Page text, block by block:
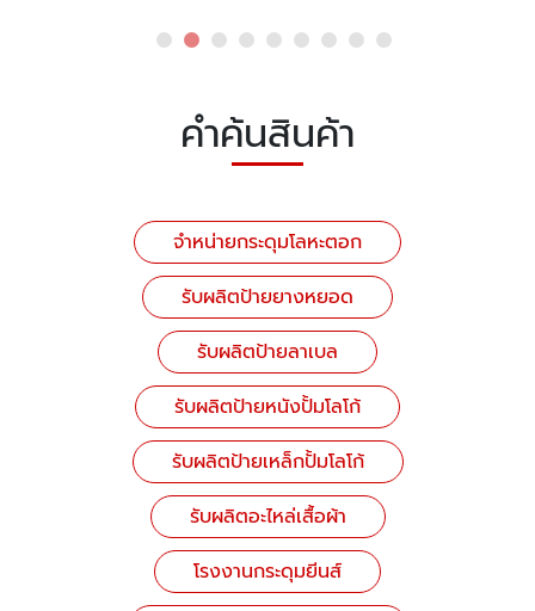
คำค้นสินค้า
จำหน่ายกระดุมโลหะตอก
รับผลิตป้ายยางหยอด
รับผลิตป้ายลาเบล
รับผลิตป้ายหนังปั้มโลโก้
รับผลิตป้ายเหล็กปั้มโลโก้
รับผลิตอะไหล่เสื้อผ้า
โรงงานกระดุมยีนส์